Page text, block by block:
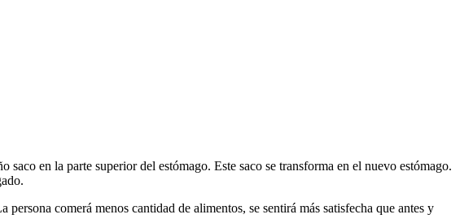
saco en la parte superior del estómago. Este saco se transforma en el nuevo estómago.
comerá menos cantidad de alimentos, se sentirá más satisfecha que antes y